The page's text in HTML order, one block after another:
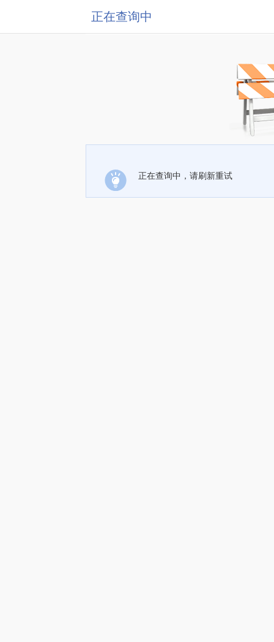
正在查询中
正在查询中，请刷新重试